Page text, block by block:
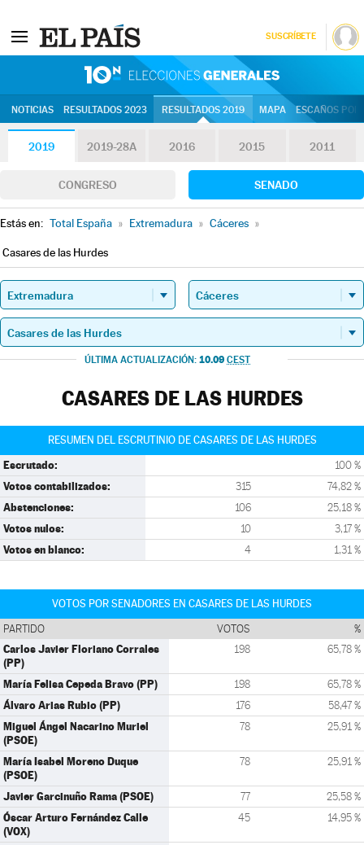
SUSCRÍBETE
NOTICIAS RESULTADOS 2023 RESULTADOS 2019 MAPA ESCAÑOS
2019 2019-28A 2016 2015 2011
CONGRESO SENADO
Estás en: Total España » Extremadura » Cáceres »
Casares de las Hurdes
ÚLTIMA ACTUALIZACIÓN: 10.09 CEST
CASARES DE LAS HURDES
RESUMEN DEL ESCRUTINIO DE CASARES DE LAS HURDES
Escrutado: 100 %
Votos contabilizados: 315 74,82 %
Abstenciones: 106 25,18 %
Votos nulos: 10 3,17 %
Votos en blanco: 4 1,31 %
VOTOS POR SENADORES EN CASARES DE LAS HURDES
PARTIDO VOTOS %
Carlos Javier Floriano Corrales
(PP)
198 65,78 %
María Felisa Cepeda Bravo (PP) 198 65,78 %
Álvaro Arias Rubio (PP) 176 58,47 %
Miguel Ángel Nacarino Muriel
(PSOE)
78 25,91 %
María Isabel Moreno Duque
(PSOE)
78 25,91 %
Javier Garcinuño Rama (PSOE) 77 25,58 %
Óscar Arturo Fernández Calle
(VOX)
45 14,95 %